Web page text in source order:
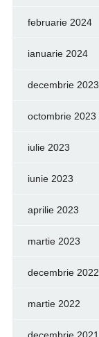
februarie 2024
ianuarie 2024
decembrie 2023
octombrie 2023
iulie 2023
iunie 2023
aprilie 2023
martie 2023
decembrie 2022
martie 2022